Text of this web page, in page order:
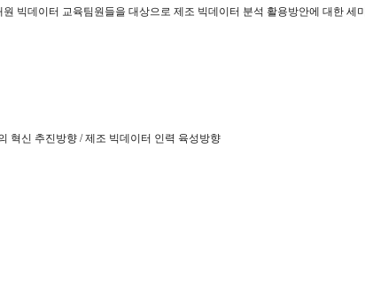
빅데이터 교육팀원들을 대상으로 제조 빅데이터 분석 활용방안에 대한 세
혁신 추진방향 / 제조 빅데이터 인력 육성방향